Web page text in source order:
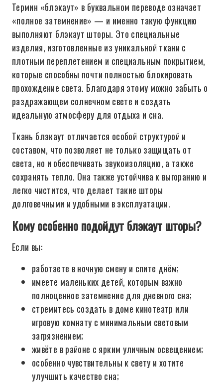
Термин «блэкаут» в буквальном переводе означает
«полное затемнение» — и именно такую функцию
выполняют блэкаут шторы. Это специальные
изделия, изготовленные из уникальной ткани с
плотным переплетением и специальным покрытием,
которые способны почти полностью блокировать
прохождение света. Благодаря этому можно забыть о
раздражающем солнечном свете и создать
идеальную атмосферу для отдыха и сна.
Ткань блэкаут отличается особой структурой и
составом, что позволяет не только защищать от
света, но и обеспечивать звукоизоляцию, а также
сохранять тепло. Она также устойчива к выгоранию и
легко чистится, что делает такие шторы
долговечными и удобными в эксплуатации.
Кому особенно подойдут блэкаут шторы?
Если вы:
работаете в ночную смену и спите днём;
имеете маленьких детей, которым важно
полноценное затемнение для дневного сна;
стремитесь создать в доме кинотеатр или
игровую комнату с минимальным световым
загрязнением;
живёте в районе с ярким уличным освещением;
особенно чувствительны к свету и хотите
улучшить качество сна;